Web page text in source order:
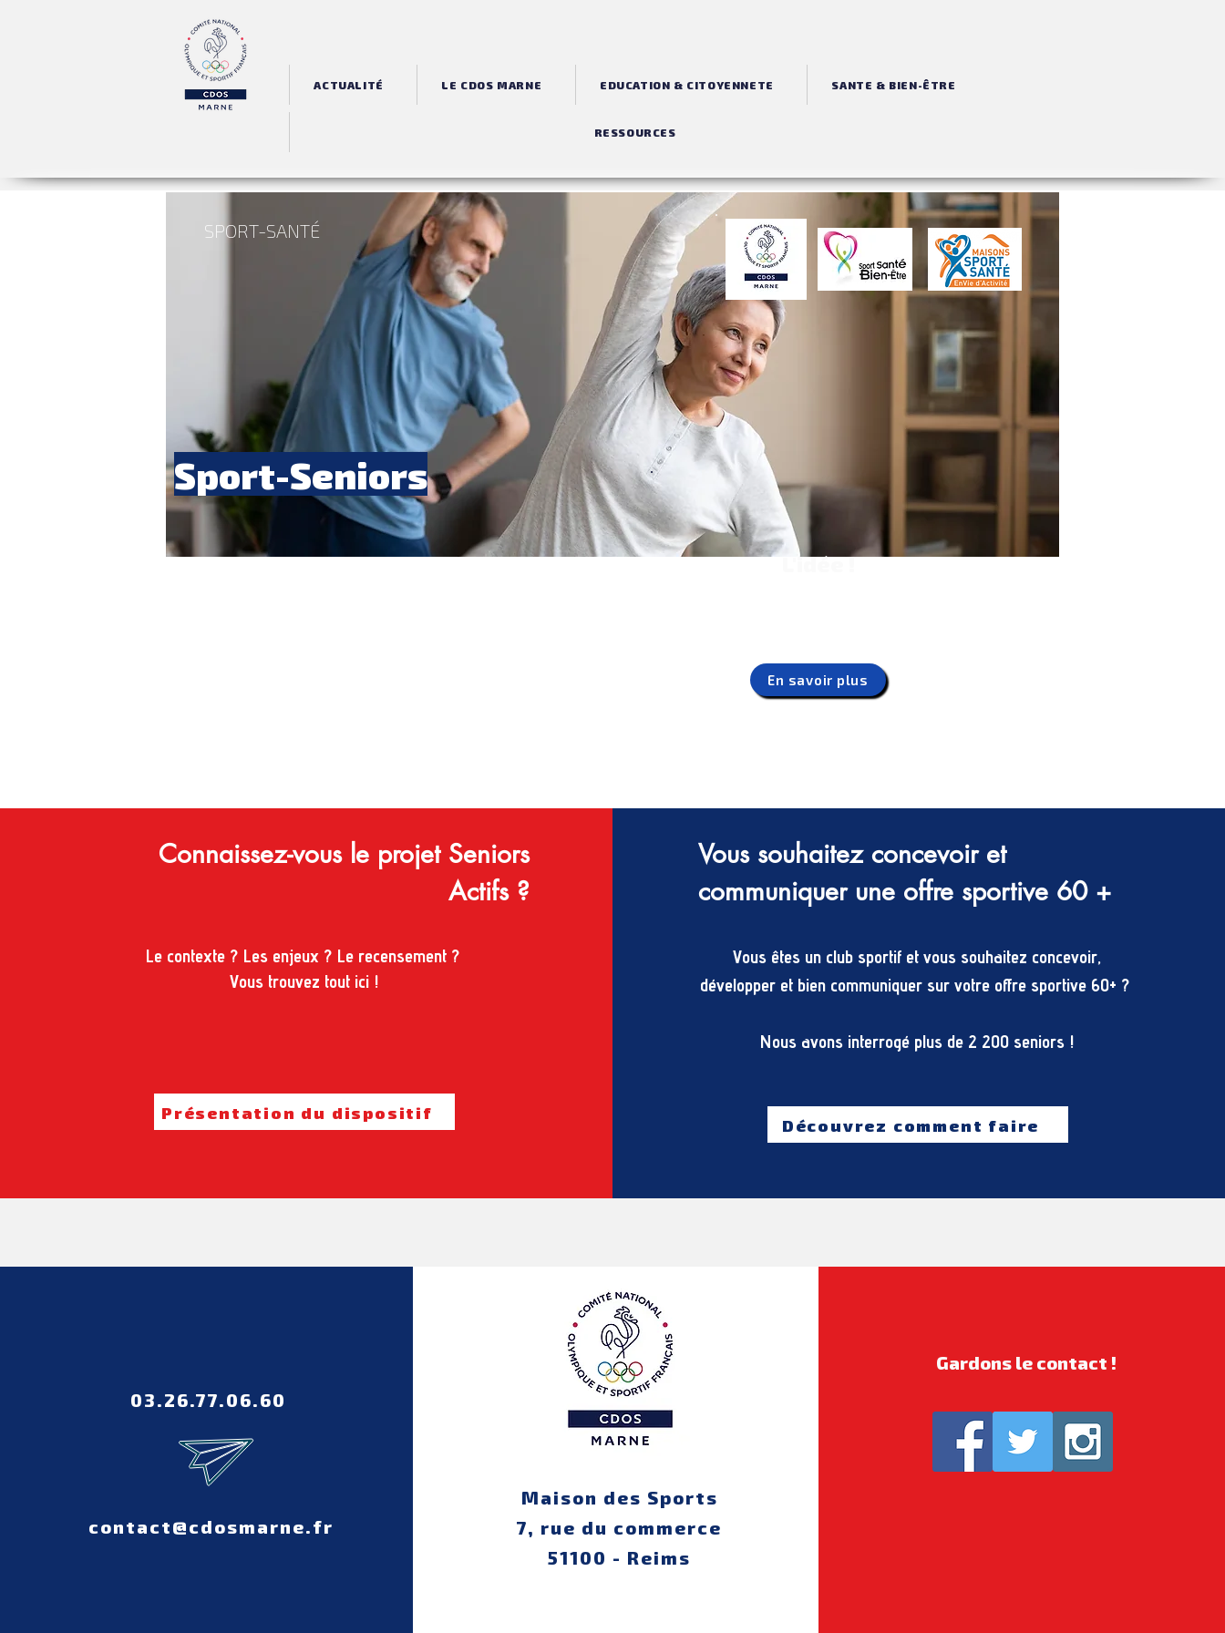
ACTUALITÉ LE CDOS MARNE EDUCATION & CITOYENNETE SANTE & BIEN-ÊTRE
RESSOURCES
SPORT-SANTÉ
Sport-Seniors
L'idée !
En savoir plus
Connaissez-vous le projet Seniors
Actifs ?
Le contexte ? Les enjeux ? Le recensement ?
Vous trouvez tout ici !
Présentation du dispositif
Vous souhaitez concevoir et
communiquer une offre sportive 60 +
Vous êtes un club sportif et vous souhaitez concevoir,
développer et bien communiquer sur votre offre sportive 60+ ? ‍
Nous avons interrogé plus de 2 200 seniors !
Découvrez comment faire
03.26.77.06.60
contact@cdosmarne.fr
Maison des Sports
7, rue du commerce
51100 - Reims
Gardons le contact !